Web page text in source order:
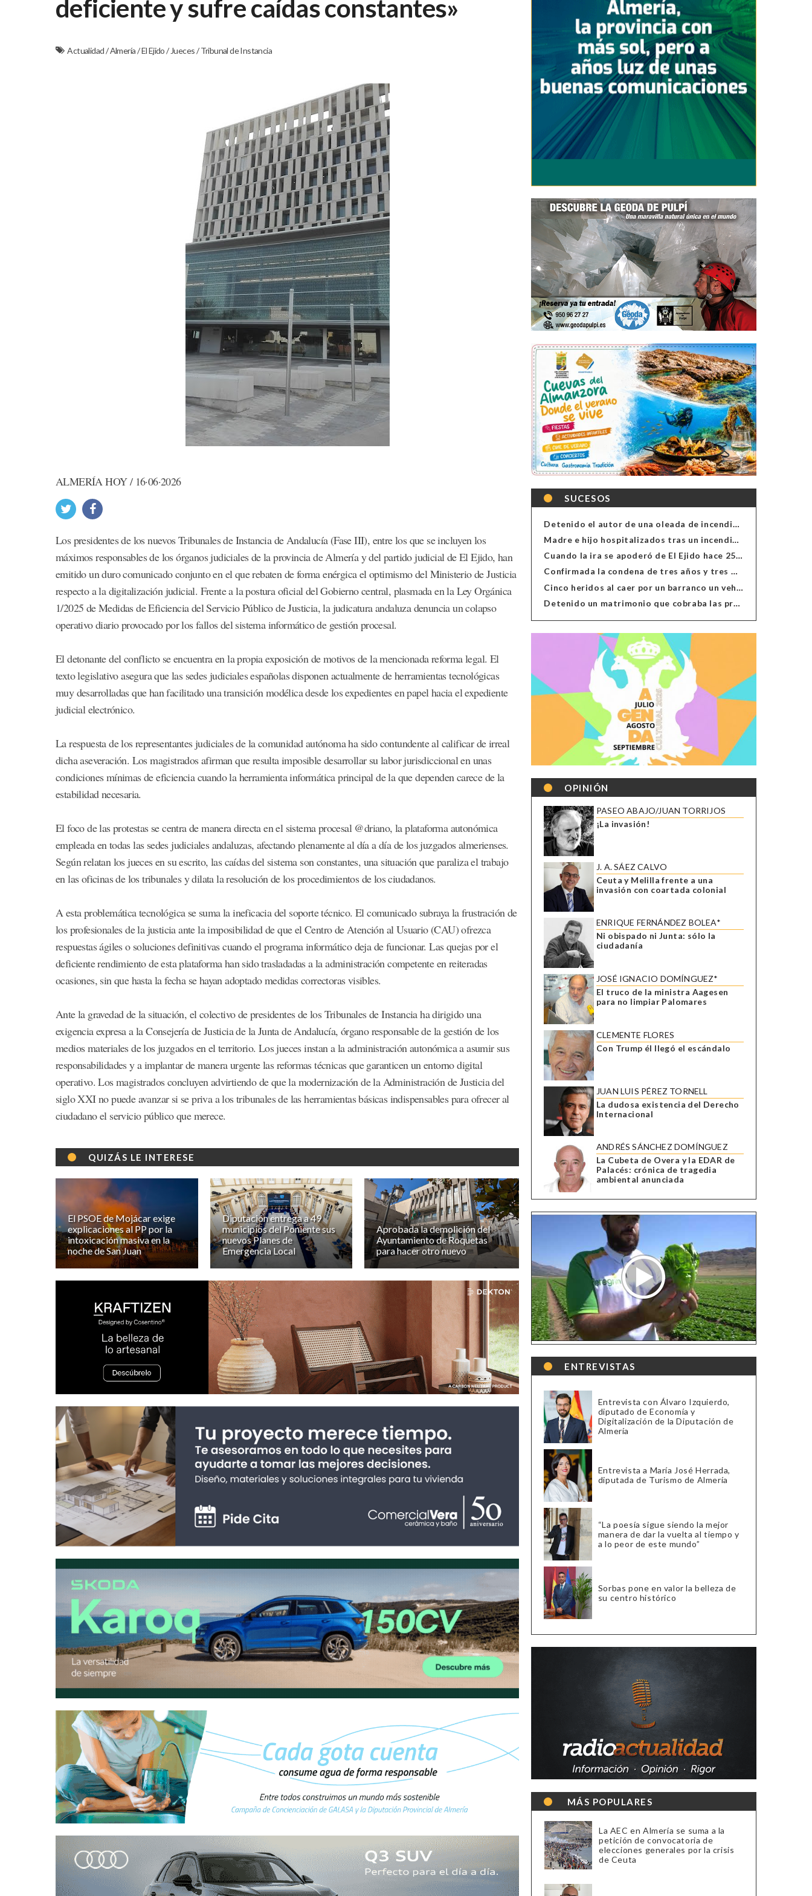
deficiente y sufre caídas constantes»
Actualidad/Almería/El Ejido/ Jueces/Tribunal de Instancia
ALMERÍA HOY / 16·06·2026
Los presidentes de los nuevos Tribunales de Instancia de Andalucía (Fase III), entre los que se incluyen los
máximos responsables de los órganos judiciales de la provincia de Almería y del partido judicial de El Ejido, han
emitido un duro comunicado conjunto en el que rebaten de forma enérgica el optimismo del Ministerio de Justicia
respecto a la digitalización judicial. Frente a la postura oficial del Gobierno central, plasmada en la Ley Orgánica
1/2025 de Medidas de Eficiencia del Servicio Público de Justicia, la judicatura andaluza denuncia un colapso
operativo diario provocado por los fallos del sistema informático de gestión procesal.
El detonante del conflicto se encuentra en la propia exposición de motivos de la mencionada reforma legal. El
texto legislativo asegura que las sedes judiciales españolas disponen actualmente de herramientas tecnológicas
muy desarrolladas que han facilitado una transición modélica desde los expedientes en papel hacia el expediente
judicial electrónico.
La respuesta de los representantes judiciales de la comunidad autónoma ha sido contundente al calificar de irreal
dicha aseveración. Los magistrados afirman que resulta imposible desarrollar su labor jurisdiccional en unas
condiciones mínimas de eficiencia cuando la herramienta informática principal de la que dependen carece de la
estabilidad necesaria.
El foco de las protestas se centra de manera directa en el sistema procesal @driano, la plataforma autonómica
empleada en todas las sedes judiciales andaluzas, afectando plenamente al día a día de los juzgados almerienses.
Según relatan los jueces en su escrito, las caídas del sistema son constantes, una situación que paraliza el trabajo
en las oficinas de los tribunales y dilata la resolución de los procedimientos de los ciudadanos.
A esta problemática tecnológica se suma la ineficacia del soporte técnico. El comunicado subraya la frustración de
los profesionales de la justicia ante la imposibilidad de que el Centro de Atención al Usuario (CAU) ofrezca
respuestas ágiles o soluciones definitivas cuando el programa informático deja de funcionar. Las quejas por el
deficiente rendimiento de esta plataforma han sido trasladadas a la administración competente en reiteradas
ocasiones, sin que hasta la fecha se hayan adoptado medidas correctoras visibles.
Ante la gravedad de la situación, el colectivo de presidentes de los Tribunales de Instancia ha dirigido una
exigencia expresa a la Consejería de Justicia de la Junta de Andalucía, órgano responsable de la gestión de los
medios materiales de los juzgados en el territorio. Los jueces instan a la administración autonómica a asumir sus
responsabilidades y a implantar de manera urgente las reformas técnicas que garanticen un entorno digital
operativo. Los magistrados concluyen advirtiendo de que la modernización de la Administración de Justicia del
siglo XXI no puede avanzar si se priva a los tribunales de las herramientas básicas indispensables para ofrecer al
ciudadano el servicio público que merece.
QUIZÁS LE INTERESE
El PSOE de Mojácar exige
explicaciones al PP por la
intoxicación masiva en la
noche de San Juan
Diputación entrega a 49
municipios del Poniente sus
nuevos Planes de
Emergencia Local
Aprobada la demolición del
Ayuntamiento de Roquetas
para hacer otro nuevo
SUCESOS
Detenido el autor de una oleada de incendios de contenedores en Almería
Madre e hijo hospitalizados tras un incendio en la cocina de una vivienda en Almería
Cuando la ira se apoderó de El Ejido hace 25 años
Confirmada la condena de tres años y tres meses al hombre de Antas acusado de xenofobia
Cinco heridos al caer por un barranco un vehículo en Alcolea
Detenido un matrimonio que cobraba las prestaciones de ilegales en Almería, Granada, Málaga, Huelva y Murcia
OPINIÓN
PASEO ABAJO/JUAN TORRIJOS
¡La invasión!
J. A. SÁEZ CALVO
Ceuta y Melilla frente a una
invasión con coartada colonial
ENRIQUE FERNÁNDEZ BOLEA*
Ni obispado ni Junta: sólo la
ciudadanía
JOSÉ IGNACIO DOMÍNGUEZ*
El truco de la ministra Aagesen
para no limpiar Palomares
CLEMENTE FLORES
Con Trump él llegó el escándalo
JUAN LUIS PÉREZ TORNELL
La dudosa existencia del Derecho
Internacional
ANDRÉS SÁNCHEZ DOMÍNGUEZ
La Cubeta de Overa y la EDAR de
Palacés: crónica de tragedia
ambiental anunciada
ENTREVISTAS
Entrevista con Álvaro Izquierdo,
diputado de Economía y
Digitalización de la Diputación de
Almería
Entrevista a María José Herrada,
diputada de Turismo de Almería
“La poesía sigue siendo la mejor
manera de dar la vuelta al tiempo y
a lo peor de este mundo”
Sorbas pone en valor la belleza de
su centro histórico
MÁS POPULARES
La AEC en Almería se suma a la
petición de convocatoria de
elecciones generales por la crisis
de Ceuta